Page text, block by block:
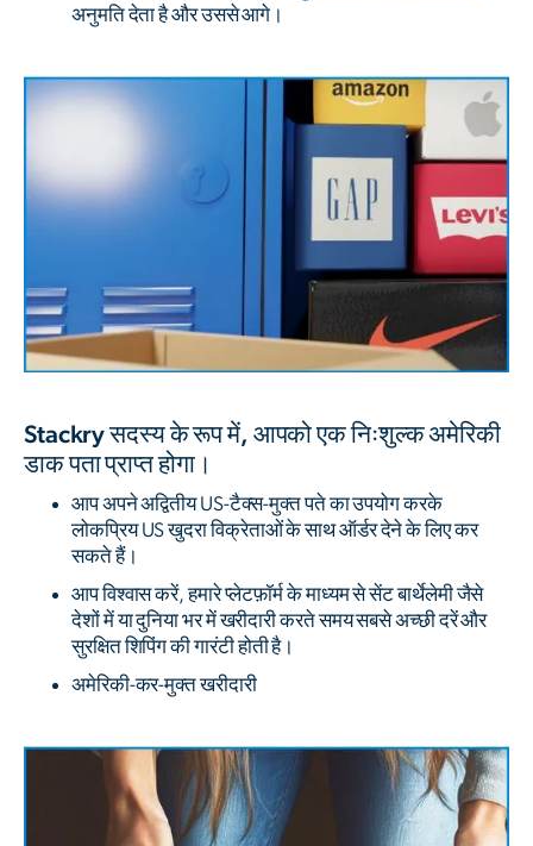
अनुमति देता है और उससे आगे।
Stackry सदस्य के रूप में, आपको एक निःशुल्क अमेरिकी
डाक पता प्राप्त होगा।
आप अपने अद्वितीय US-टैक्स-मुक्त पते का उपयोग करके
लोकप्रिय US खुदरा विक्रेताओं के साथ ऑर्डर देने के लिए कर
सकते हैं।
आप विश्वास करें, हमारे प्लेटफ़ॉर्म के माध्यम से सेंट बार्थेलेमी जैसे
देशों में या दुनिया भर में खरीदारी करते समय सबसे अच्छी दरें और
सुरक्षित शिपिंग की गारंटी होती है।
अमेरिकी-कर-मुक्त खरीदारी